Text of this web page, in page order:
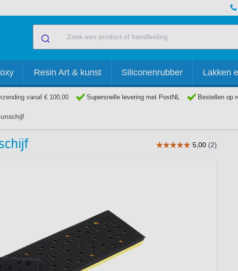
Resin Art & kunst Siliconenrubber Lakken
vanaf € 100,00 Supersnelle levering met PostNL Bestellen op